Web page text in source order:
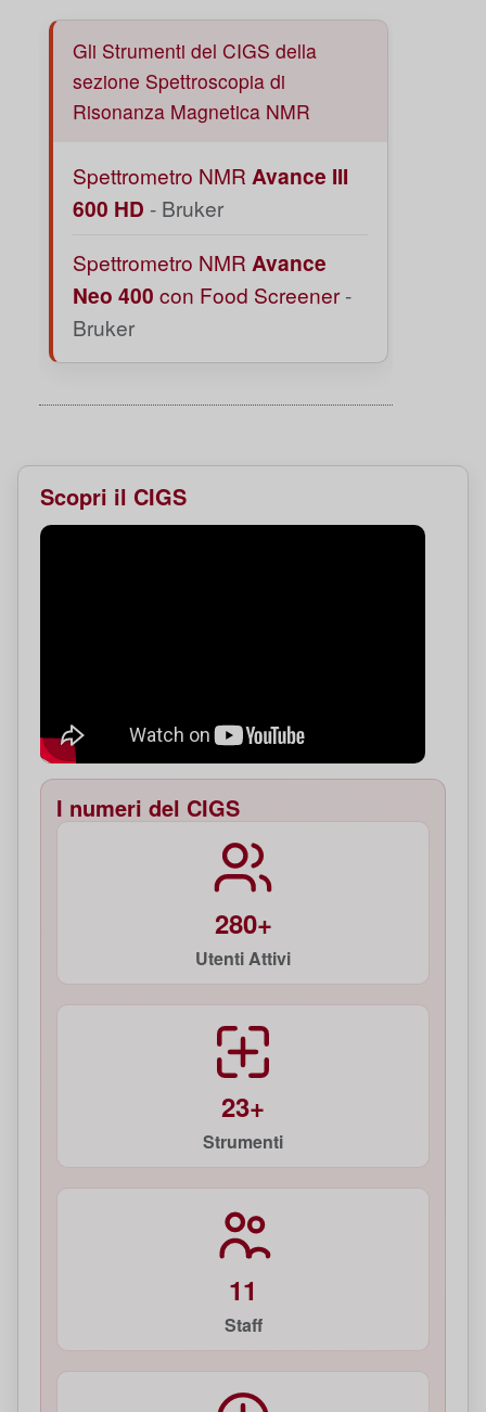
Gli Strumenti del CIGS della
sezione Spettroscopia di
Risonanza Magnetica NMR
Spettrometro NMR Avance III
600 HD - Bruker
Spettrometro NMR Avance
Neo 400 con Food Screener-
Bruker
Scopri il CIGS
I numeri del CIGS
280+
Utenti Attivi
23+
Strumenti
11
Staff